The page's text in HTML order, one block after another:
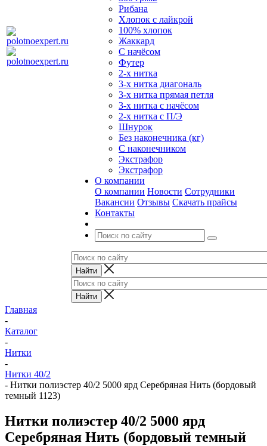
Рибана
Хлопок с лайкрой
100% хлопок
Жаккард
С начёсом
Футер
2-х нитка
3-х нитка диагональ
3-х нитка прямая петля
3-х нитка с начёсом
2-х нитка с П/Э
Шнурок
Без наконечника (кг)
С наконечником
Экстрафор
Экстрафор
О компании
О компании Новости Сотрудники
Вакансии Отзывы Скачать прайсы
Контакты
Главная
-
Каталог
-
Нитки
-
Нитки 40/2
- Нитки полиэстер 40/2 5000 ярд Серебряная Нить (бордовый
темный 1123)
Нитки полиэстер 40/2 5000 ярд
Серебряная Нить (бордовый темный